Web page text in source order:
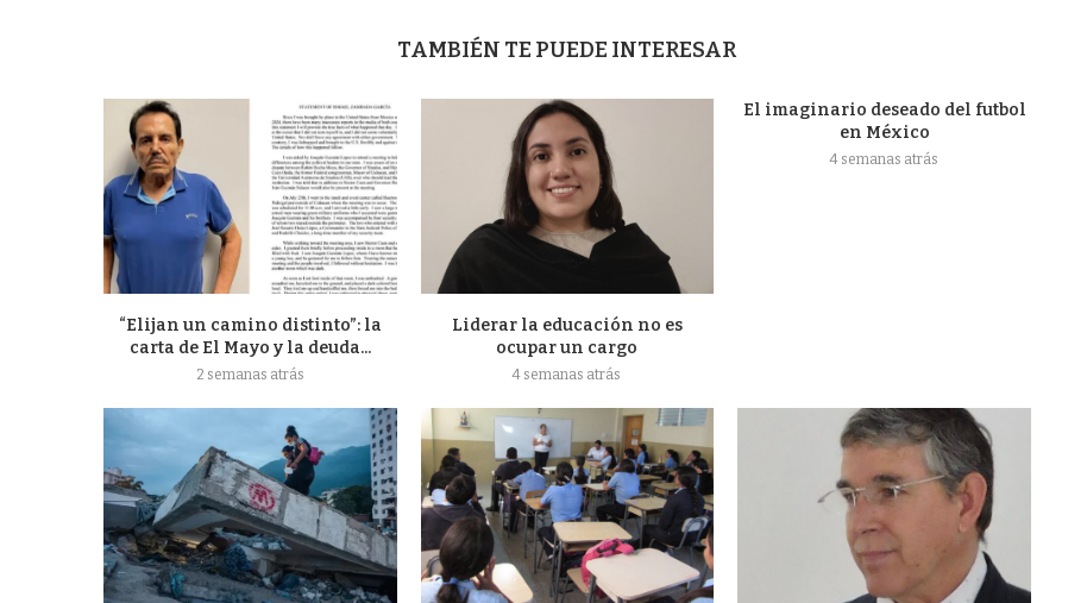
TAMBIÉN TE PUEDE INTERESAR
“Elijan un camino distinto”: la
carta de El Mayo y la deuda...
2 semanas atrás
Liderar la educación no es
ocupar un cargo
4 semanas atrás
El imaginario deseado del futbol
en México
4 semanas atrás